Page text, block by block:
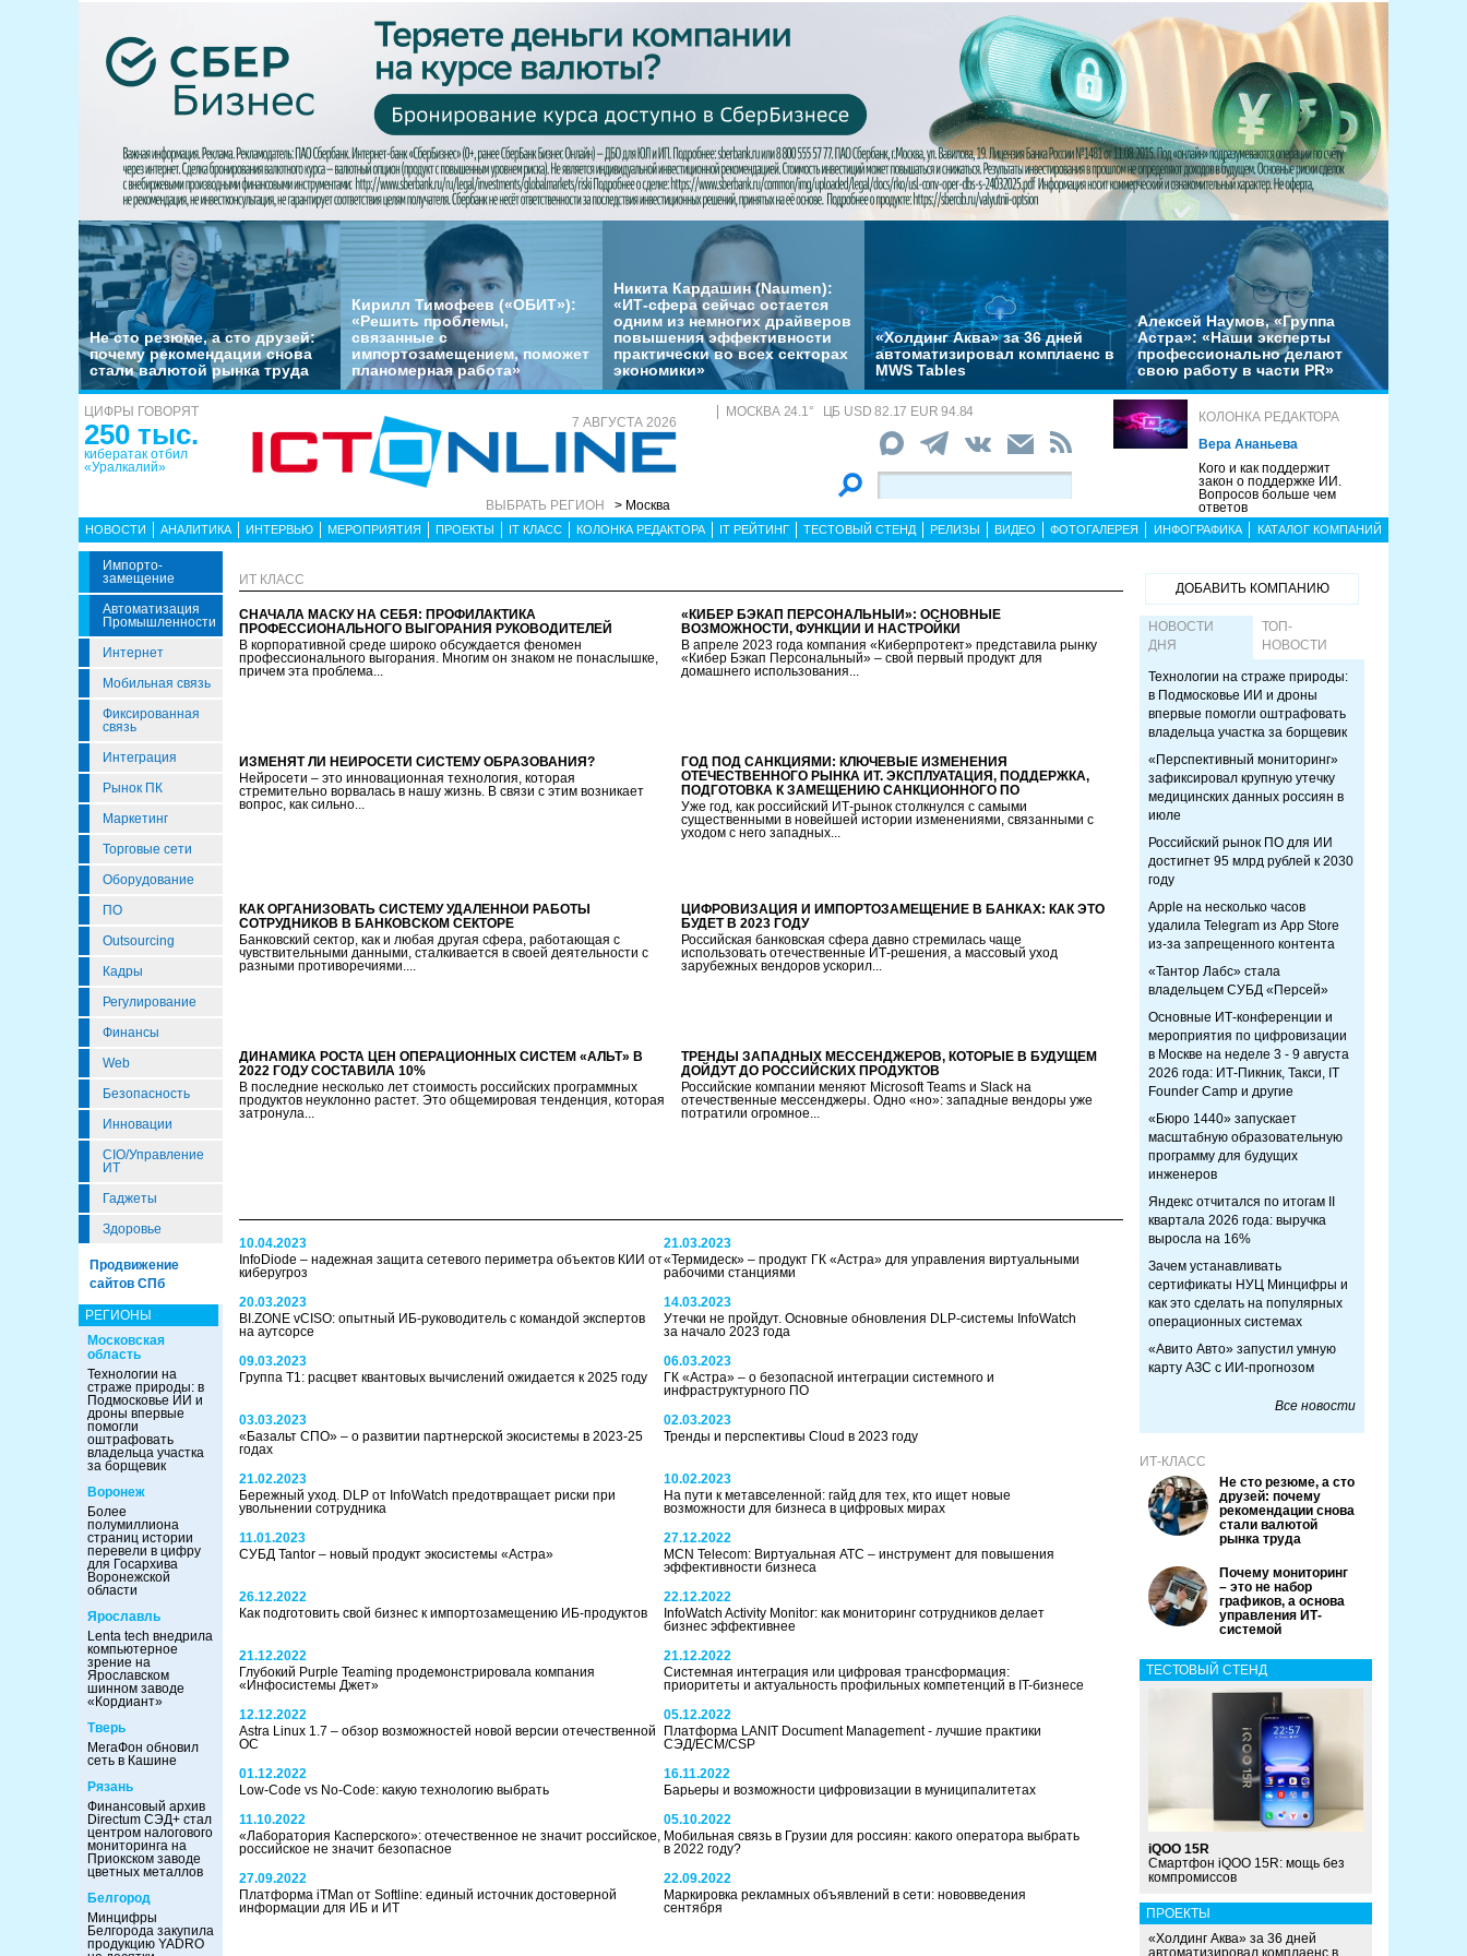
Не сто резюме, а сто друзей:
почему рекомендации снова
стали валютой рынка труда
Кирилл Тимофеев («ОБИТ»):
«Решить проблемы,
связанные с
импортозамещением, поможет
планомерная работа»
Никита Кардашин (Naumen):
«ИТ-сфера сейчас остается
одним из немногих драйверов
повышения эффективности
практически во всех секторах
экономики»
«Холдинг Аква» за 36 дней
автоматизировал комплаенс в
MWS Tables
Алексей Наумов, «Группа
Астра»: «Наши эксперты
профессионально делают
свою работу в части PR»
ЦИФРЫ ГОВОРЯТ
250 тыс.
кибератак отбил
«Уралкалий»
7 АВГУСТА 2026
ВЫБРАТЬ РЕГИОН > Москва
МОСКВА 24.1° ЦБ USD 82.17 EUR 94.84
КОЛОНКА РЕДАКТОРА
Вера Ананьева
Кого и как поддержит
закон о поддержке ИИ.
Вопросов больше чем
ответов
НОВОСТИ АНАЛИТИКА ИНТЕРВЬЮ МЕРОПРИЯТИЯ ПРОЕКТЫ IT КЛАСС КОЛОНКА РЕДАКТОРА IT РЕЙТИНГ ТЕСТОВЫЙ СТЕНД РЕЛИЗЫ ВИДЕО ФОТОГАЛЕРЕЯ ИНФОГРАФИКА КАТАЛОГ КОМПАНИЙ
Импорто­
Замещение
Автоматизация
Промышленности
Интернет
Мобильная связь
Фиксированная
связь
Интеграция
Рынок ПК
Маркетинг
Торговые сети
Оборудование
ПО
Outsourcing
Кадры
Регулирование
Финансы
Web
Безопасность
Инновации
CIO/Управление
ИТ
Гаджеты
Здоровье
Продвижение
сайтов СПб
РЕГИОНЫ
Московская
область
Технологии на
страже природы: в
Подмосковье ИИ и
дроны впервые
помогли
оштрафовать
владельца участка
за борщевик
Воронеж
Более
полумиллиона
страниц истории
перевели в цифру
для Госархива
Воронежской
области
Ярославль
Lenta tech внедрила
компьютерное
зрение на
Ярославском
шинном заводе
«Кордиант»
Тверь
МегаФон обновил
сеть в Кашине
Рязань
Финансовый архив
Directum СЭД+ стал
центром налогового
мониторинга на
Приокском заводе
цветных металлов
Белгород
Минцифры
Белгорода закупила
продукцию YADRO
ИТ КЛАСС
СНАЧАЛА МАСКУ НА СЕБЯ: ПРОФИЛАКТИКА
ПРОФЕССИОНАЛЬНОГО ВЫГОРАНИЯ РУКОВОДИТЕЛЕЙ
В корпоративной среде широко обсуждается феномен
профессионального выгорания. Многим он знаком не понаслышке,
причем эта проблема...
«КИБЕР БЭКАП ПЕРСОНАЛЬНЫЙ»: ОСНОВНЫЕ
ВОЗМОЖНОСТИ, ФУНКЦИИ И НАСТРОЙКИ
В апреле 2023 года компания «Киберпротект» представила рынку
«Кибер Бэкап Персональный» – свой первый продукт для
домашнего использования...
ИЗМЕНЯТ ЛИ НЕЙРОСЕТИ СИСТЕМУ ОБРАЗОВАНИЯ?
Нейросети – это инновационная технология, которая
стремительно ворвалась в нашу жизнь. В связи с этим возникает
вопрос, как сильно...
ГОД ПОД САНКЦИЯМИ: КЛЮЧЕВЫЕ ИЗМЕНЕНИЯ
ОТЕЧЕСТВЕННОГО РЫНКА ИТ. ЭКСПЛУАТАЦИЯ, ПОДДЕРЖКА,
ПОДГОТОВКА К ЗАМЕЩЕНИЮ САНКЦИОННОГО ПО
Уже год, как российский ИТ-рынок столкнулся с самыми
существенными в новейшей истории изменениями, связанными с
уходом с него западных...
КАК ОРГАНИЗОВАТЬ СИСТЕМУ УДАЛЕННОЙ РАБОТЫ
СОТРУДНИКОВ В БАНКОВСКОМ СЕКТОРЕ
Банковский сектор, как и любая другая сфера, работающая с
чувствительными данными, сталкивается в своей деятельности с
разными противоречиями....
ЦИФРОВИЗАЦИЯ И ИМПОРТОЗАМЕЩЕНИЕ В БАНКАХ: КАК ЭТО
БУДЕТ В 2023 ГОДУ
Российская банковская сфера давно стремилась чаще
использовать отечественные ИТ-решения, а массовый уход
зарубежных вендоров ускорил...
ДИНАМИКА РОСТА ЦЕН ОПЕРАЦИОННЫХ СИСТЕМ «АЛЬТ» В
2022 ГОДУ СОСТАВИЛА 10%
В последние несколько лет стоимость российских программных
продуктов неуклонно растет. Это общемировая тенденция, которая
затронула...
ТРЕНДЫ ЗАПАДНЫХ МЕССЕНДЖЕРОВ, КОТОРЫЕ В БУДУЩЕМ
ДОЙДУТ ДО РОССИЙСКИХ ПРОДУКТОВ
Российские компании меняют Microsoft Teams и Slack на
отечественные мессенджеры. Одно «но»: западные вендоры уже
потратили огромное...
10.04.2023
InfoDiode – надежная защита сетевого периметра объектов КИИ от
киберугроз
21.03.2023
«Термидеск» – продукт ГК «Астра» для управления виртуальными
рабочими станциями
20.03.2023
BI.ZONE vCISO: опытный ИБ-руководитель с командой экспертов
на аутсорсе
14.03.2023
Утечки не пройдут. Основные обновления DLP-системы InfoWatch
за начало 2023 года
09.03.2023
Группа Т1: расцвет квантовых вычислений ожидается к 2025 году
06.03.2023
ГК «Астра» – о безопасной интеграции системного и
инфраструктурного ПО
03.03.2023
«Базальт СПО» – о развитии партнерской экосистемы в 2023-25
годах
02.03.2023
Тренды и перспективы Cloud в 2023 году
21.02.2023
Бережный уход. DLP от InfoWatch предотвращает риски при
увольнении сотрудника
10.02.2023
На пути к метавселенной: гайд для тех, кто ищет новые
возможности для бизнеса в цифровых мирах
11.01.2023
СУБД Tantor – новый продукт экосистемы «Астра»
27.12.2022
MCN Telecom: Виртуальная АТС – инструмент для повышения
эффективности бизнеса
26.12.2022
Как подготовить свой бизнес к импортозамещению ИБ-продуктов
22.12.2022
InfoWatch Activity Monitor: как мониторинг сотрудников делает
бизнес эффективнее
21.12.2022
Глубокий Purple Teaming продемонстрировала компания
«Инфосистемы Джет»
21.12.2022
Системная интеграция или цифровая трансформация:
приоритеты и актуальность профильных компетенций в IT-бизнесе
12.12.2022
Astra Linux 1.7 – обзор возможностей новой версии отечественной
ОС
05.12.2022
Платформа LANIT Document Management - лучшие практики
СЭД/ECM/CSP
01.12.2022
Low-Сode vs No-Code: какую технологию выбрать
16.11.2022
Барьеры и возможности цифровизации в муниципалитетах
11.10.2022
«Лаборатория Касперского»: отечественное не значит российское,
российское не значит безопасное
05.10.2022
Мобильная связь в Грузии для россиян: какого оператора выбрать
в 2022 году?
27.09.2022
Платформа iTMan от Softline: единый источник достоверной
информации для ИБ и ИТ
22.09.2022
Маркировка рекламных объявлений в сети: нововведения
сентября
ДОБАВИТЬ КОМПАНИЮ
НОВОСТИ
ДНЯ
ТОП-
НОВОСТИ
Технологии на страже природы:
в Подмосковье ИИ и дроны
впервые помогли оштрафовать
владельца участка за борщевик
«Перспективный мониторинг»
зафиксировал крупную утечку
медицинских данных россиян в
июле
Российский рынок ПО для ИИ
достигнет 95 млрд рублей к 2030
году
Apple на несколько часов
удалила Telegram из App Store
из-за запрещенного контента
«Тантор Лабс» стала
владельцем СУБД «Персей»
Основные ИТ-конференции и
мероприятия по цифровизации
в Москве на неделе 3 - 9 августа
2026 года: ИТ-Пикник, Такси, IT
Founder Camp и другие
«Бюро 1440» запускает
масштабную образовательную
программу для будущих
инженеров
Яндекс отчитался по итогам II
квартала 2026 года: выручка
выросла на 16%
Зачем устанавливать
сертификаты НУЦ Минцифры и
как это сделать на популярных
операционных системах
«Авито Авто» запустил умную
карту АЗС с ИИ-прогнозом
Все новости
ИТ-КЛАСС
Не сто резюме, а сто
друзей: почему
рекомендации снова
стали валютой
рынка труда
Почему мониторинг
– это не набор
графиков, а основа
управления ИТ-
системой
ТЕСТОВЫЙ СТЕНД
iQOO 15R
Смартфон iQOO 15R: мощь без
компромиссов
ПРОЕКТЫ
«Холдинг Аква» за 36 дней